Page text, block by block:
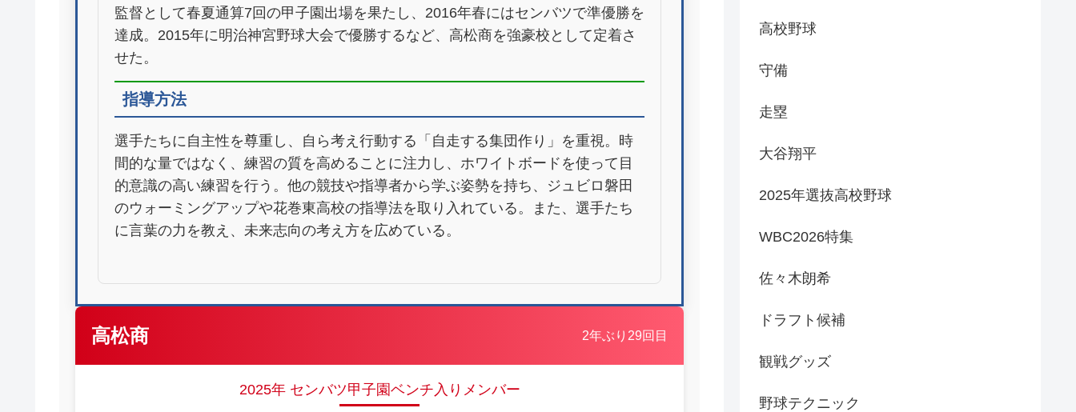
監督として春夏通算7回の甲子園出場を果たし、2016年春にはセンバツで準優勝を
達成。2015年に明治神宮野球大会で優勝するなど、高松商を強豪校として定着さ
せた。
指導方法
選手たちに自主性を尊重し、自ら考え行動する「自走する集団作り」を重視。時
間的な量ではなく、練習の質を高めることに注力し、ホワイトボードを使って目
的意識の高い練習を行う。他の競技や指導者から学ぶ姿勢を持ち、ジュビロ磐田
のウォーミングアップや花巻東高校の指導法を取り入れている。また、選手たち
に言葉の力を教え、未来志向の考え方を広めている。
高松商 2年ぶり29回目
2025年 センバツ甲子園ベンチ入りメンバー
高校野球
守備
走塁
大谷翔平
2025年選抜高校野球
WBC2026特集
佐々木朗希
ドラフト候補
観戦グッズ
野球テクニック